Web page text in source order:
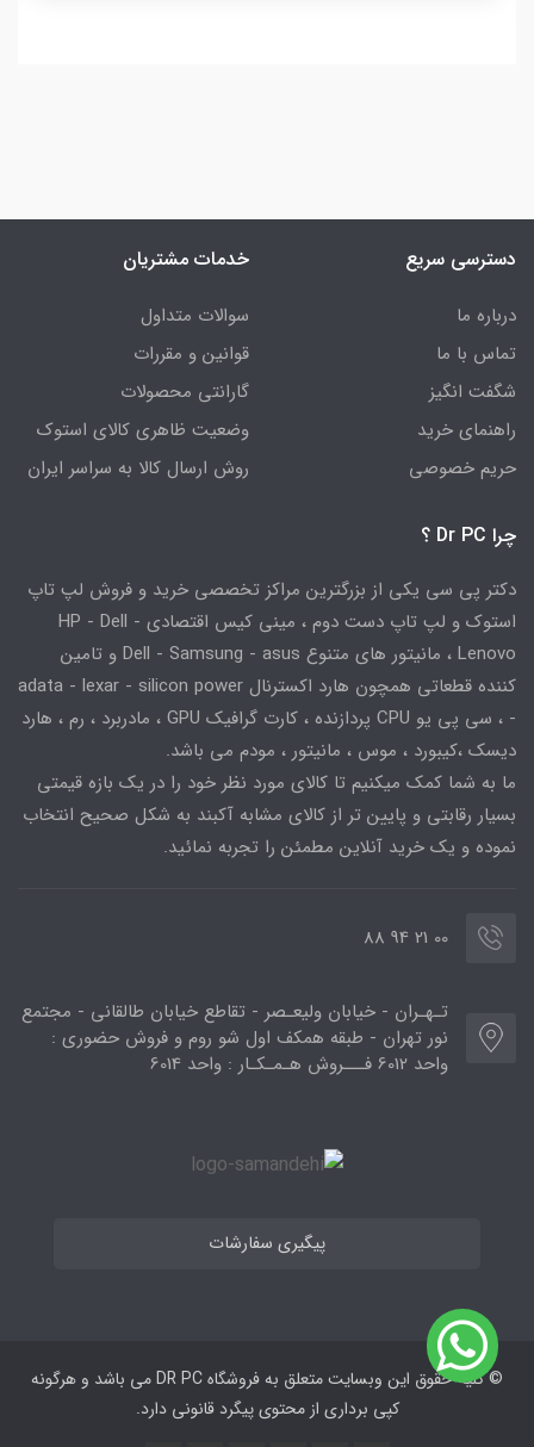
دسترسی سریع
درباره ما
تماس با ما
شگفت انگیز
راهنمای خرید
حریم خصوصی
خدمات مشتریان
سوالات متداول
قوانین و مقررات
گارانتی محصولات
وضعیت ظاهری کالای استوک
روش ارسال کالا به سراسر ایران
چرا Dr PC ؟
دکتر پی سی یکی از بزرگترین مراکز تخصصی خرید و فروش لپ تاپ
استوک و لپ تاپ دست دوم ، مینی کیس اقتصادی HP - Dell -
Lenovo ، مانیتور های متنوع Dell - Samsung - asus و تامین
کننده قطعاتی همچون هارد اکسترنال adata - lexar - silicon power
- ، سی پی یو CPU پردازنده ، کارت گرافیک GPU ، مادربرد ، رم ، هارد
دیسک ،کیبورد ، موس ، مانیتور ، مودم می باشد.
ما به شما کمک میکنیم تا کالای مورد نظر خود را در یک بازه قیمتی
بسیار رقابتی و پایین تر از کالای مشابه آکبند به شکل صحیح انتخاب
نموده و یک خرید آنلاین مطمئن را تجربه نمائید.
00 21 94 88
تـهـران - خیابان ولیعـصر - تقاطع خیابان طالقانی - مجتمع
نور تهران - طبقه همکف اول شو روم و فروش حضوری :
واحد 6012 فـــروش هـمـکـار : واحد 6014
پیگیری سفارشات
© کلیه حقوق این وبسایت متعلق به فروشگاه DR PC می ‌باشد و هرگونه
کپی برداری از محتوی پیگرد قانونی دارد.